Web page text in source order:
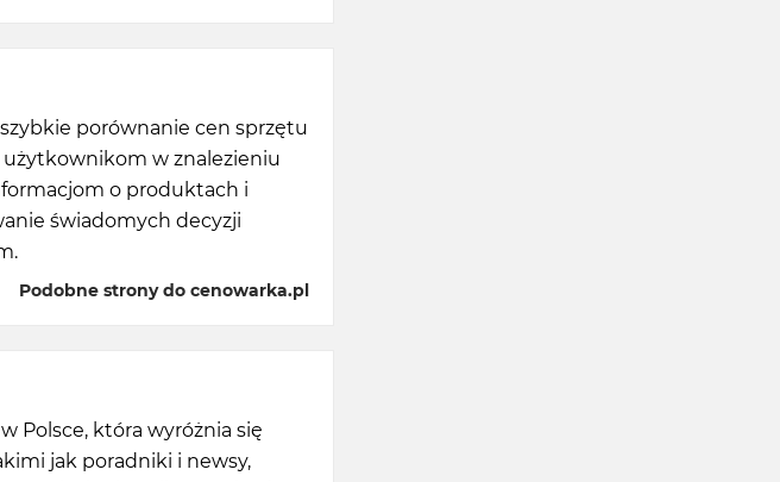
porównanie cen sprzętu
w znalezieniu
o produktach i
świadomych decyzji
Podobne strony do cenowarka.pl
Polsce, która wyróżnia się
jak poradniki i newsy,